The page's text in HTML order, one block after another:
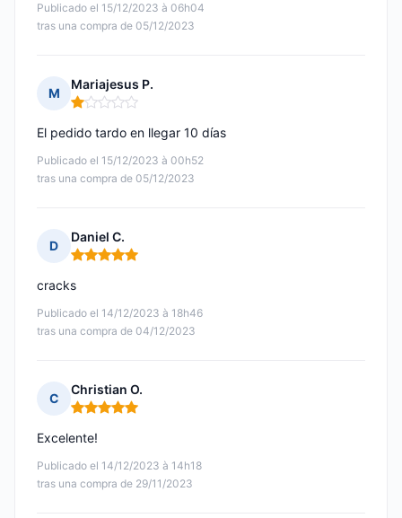
Publicado el 15/12/2023 à 06h04
tras una compra de 05/12/2023
M
Mariajesus P.
Nota: 1 de 5
Publicado el 15/12/2023 à 00h52
tras una compra de 05/12/2023
El pedido tardo en llegar 10 días
D
Daniel C.
Nota: 5 de 5
Publicado el 14/12/2023 à 18h46
tras una compra de 04/12/2023
cracks
C
Christian O.
Nota: 5 de 5
Publicado el 14/12/2023 à 14h18
tras una compra de 29/11/2023
Excelente!